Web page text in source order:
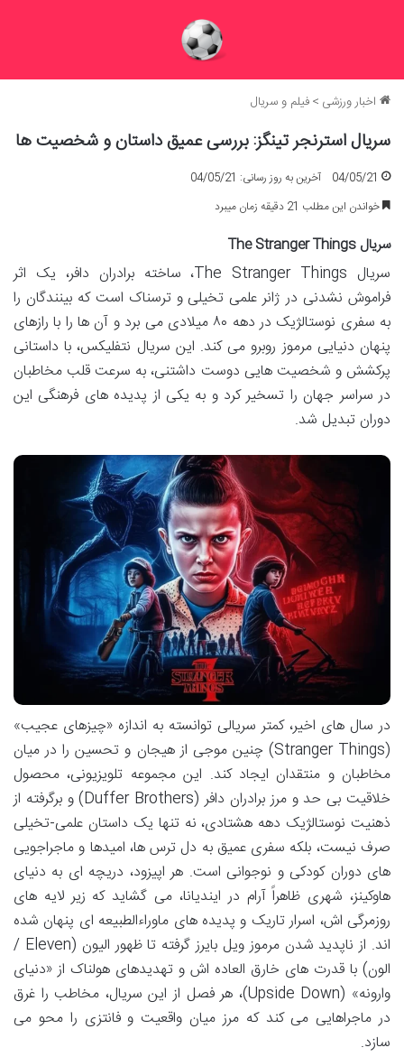
اخبار ورزشی >فیلم و سریال
سریال استرنجر تینگز: بررسی عمیق داستان و شخصیت ها
04/05/21
آخرین به روز رسانی: 04/05/21
خواندن این مطلب 21 دقیقه زمان میبرد
سریال The Stranger Things
سریال The Stranger Things، ساخته برادران دافر، یک اثر
فراموش نشدنی در ژانر علمی تخیلی و ترسناک است که بینندگان را
به سفری نوستالژیک در دهه ۸۰ میلادی می برد و آن ها را با رازهای
پنهان دنیایی مرموز روبرو می کند. این سریال نتفلیکس، با داستانی
پرکشش و شخصیت هایی دوست داشتنی، به سرعت قلب مخاطبان
در سراسر جهان را تسخیر کرد و به یکی از پدیده های فرهنگی این
دوران تبدیل شد.
در سال های اخیر، کمتر سریالی توانسته به اندازه «چیزهای عجیب»
(Stranger Things) چنین موجی از هیجان و تحسین را در میان
مخاطبان و منتقدان ایجاد کند. این مجموعه تلویزیونی، محصول
خلاقیت بی حد و مرز برادران دافر (Duffer Brothers) و برگرفته از
ذهنیت نوستالژیک دهه هشتادی، نه تنها یک داستان علمی-تخیلی
صرف نیست، بلکه سفری عمیق به دل ترس ها، امیدها و ماجراجویی
های دوران کودکی و نوجوانی است. هر اپیزود، دریچه ای به دنیای
هاوکینز، شهری ظاهراً آرام در ایندیانا، می گشاید که زیر لایه های
روزمرگی اش، اسرار تاریک و پدیده های ماوراءالطبیعه ای پنهان شده
اند. از ناپدید شدن مرموز ویل بایرز گرفته تا ظهور الیون (Eleven /
الون) با قدرت های خارق العاده اش و تهدیدهای هولناک از «دنیای
وارونه» (Upside Down)، هر فصل از این سریال، مخاطب را غرق
در ماجراهایی می کند که مرز میان واقعیت و فانتزی را محو می
سازد.